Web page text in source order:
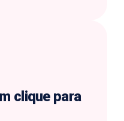
clique para